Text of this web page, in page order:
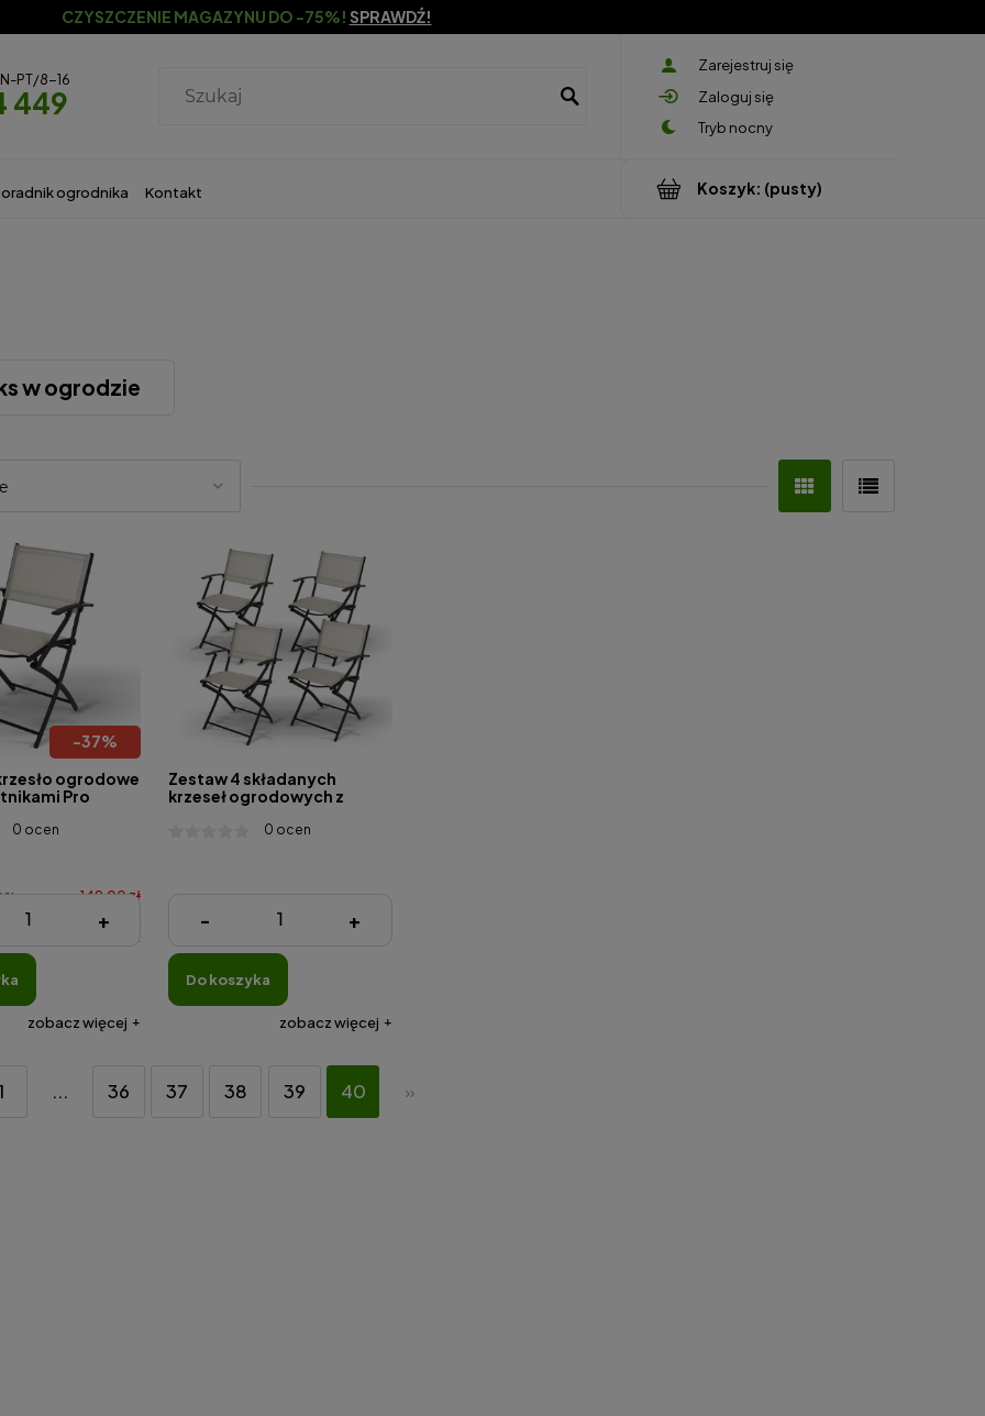
CZYSZCZENIE MAGAZYNU DO -75%! SPRAWDŹ!
Zarejestruj się
Zaloguj się
PT/8-16
449
Koszyk: (pusty)
ogrodnika Kontakt
w ogrodzie
-37%
ogrodowe
Pro
rama,
0 ocen
149,00 zł
94,40 zł
+
zobacz więcej
Zestaw 4 składanych
krzeseł ogrodowych z
– biały materiał, czarna
0 ocen
596,00 zł
- +
do koszyka
zobacz więcej
... 36 37 38 39 40 »